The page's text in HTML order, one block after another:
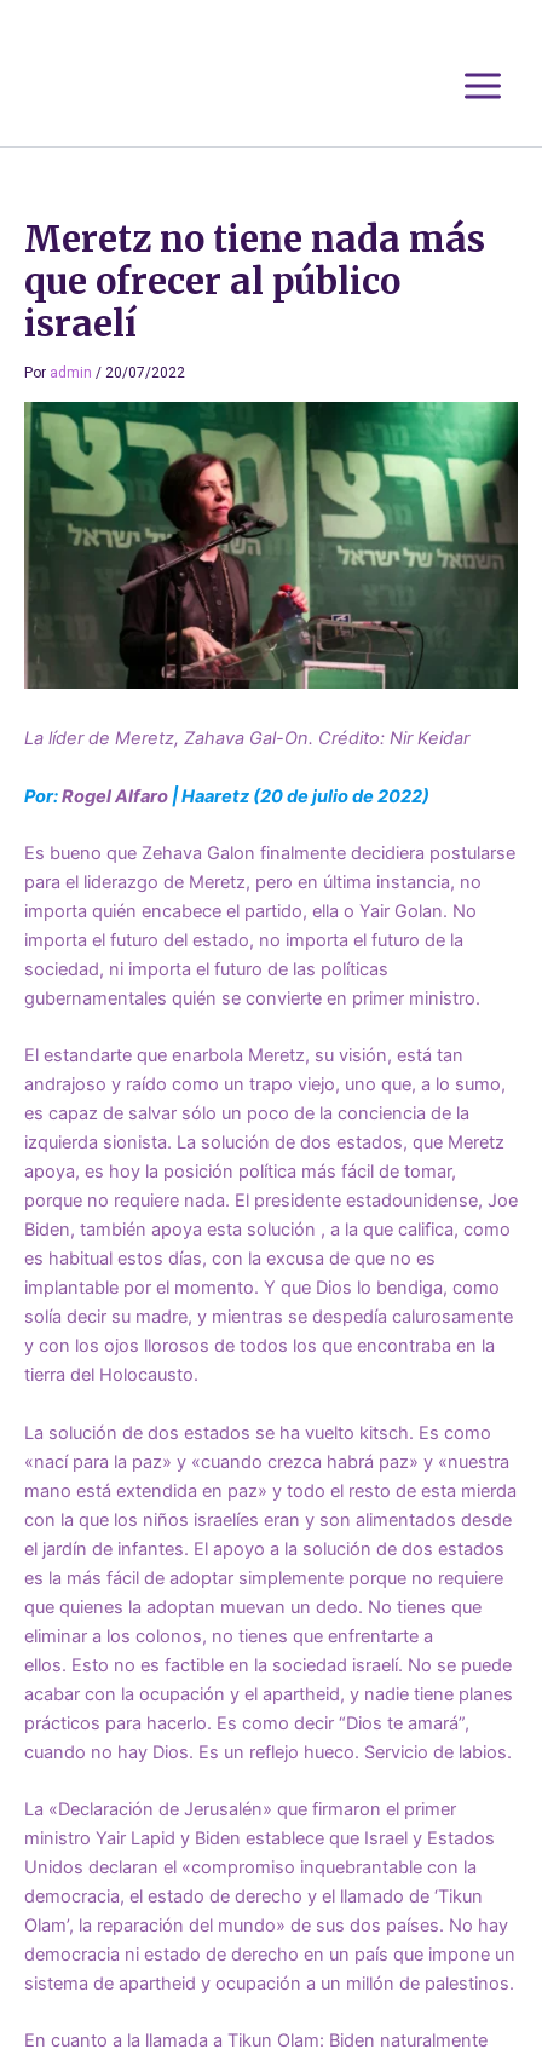
Meretz no tiene nada más
que ofrecer al público
israelí
Por admin / 20/07/2022
La líder de Meretz, Zahava Gal-On. Crédito: Nir Keidar
Por:Rogel Alfaro | Haaretz (20 de julio de 2022)
Es bueno que Zehava Galon finalmente decidiera postularse
para el liderazgo de Meretz, pero en última instancia, no
importa quién encabece el partido, ella o Yair Golan. No
importa el futuro del estado, no importa el futuro de la
sociedad, ni importa el futuro de las políticas
gubernamentales quién se convierte en primer ministro.
El estandarte que enarbola Meretz, su visión, está tan
andrajoso y raído como un trapo viejo, uno que, a lo sumo,
es capaz de salvar sólo un poco de la conciencia de la
izquierda sionista. La solución de dos estados, que Meretz
apoya, es hoy la posición política más fácil de tomar,
porque no requiere nada. El presidente estadounidense, Joe
Biden, también apoya esta solución , a la que califica, como
es habitual estos días, con la excusa de que no es
implantable por el momento. Y que Dios lo bendiga, como
solía decir su madre, y mientras se despedía calurosamente
y con los ojos llorosos de todos los que encontraba en la
tierra del Holocausto.
La solución de dos estados se ha vuelto kitsch. Es como
«nací para la paz» y «cuando crezca habrá paz» y «nuestra
mano está extendida en paz» y todo el resto de esta mierda
con la que los niños israelíes eran y son alimentados desde
el jardín de infantes. El apoyo a la solución de dos estados
es la más fácil de adoptar simplemente porque no requiere
que quienes la adoptan muevan un dedo. No tienes que
eliminar a los colonos, no tienes que enfrentarte a
ellos. Esto no es factible en la sociedad israelí. No se puede
acabar con la ocupación y el apartheid, y nadie tiene planes
prácticos para hacerlo. Es como decir “Dios te amará”,
cuando no hay Dios. Es un reflejo hueco. Servicio de labios.
La «Declaración de Jerusalén» que firmaron el primer
ministro Yair Lapid y Biden establece que Israel y Estados
Unidos declaran el «compromiso inquebrantable con la
democracia, el estado de derecho y el llamado de ‘Tikun
Olam’, la reparación del mundo» de sus dos países. No hay
democracia ni estado de derecho en un país que impone un
sistema de apartheid y ocupación a un millón de palestinos.
En cuanto a la llamada a Tikun Olam: Biden naturalmente